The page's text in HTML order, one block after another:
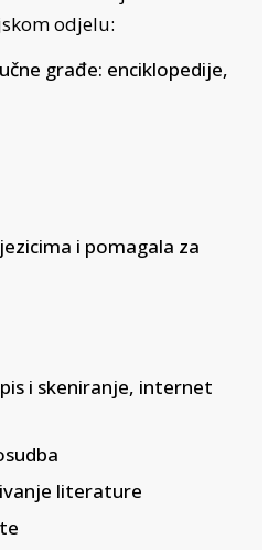
odjelu:
građe: enciklopedije,
i pomagala za
i skeniranje, internet
literature